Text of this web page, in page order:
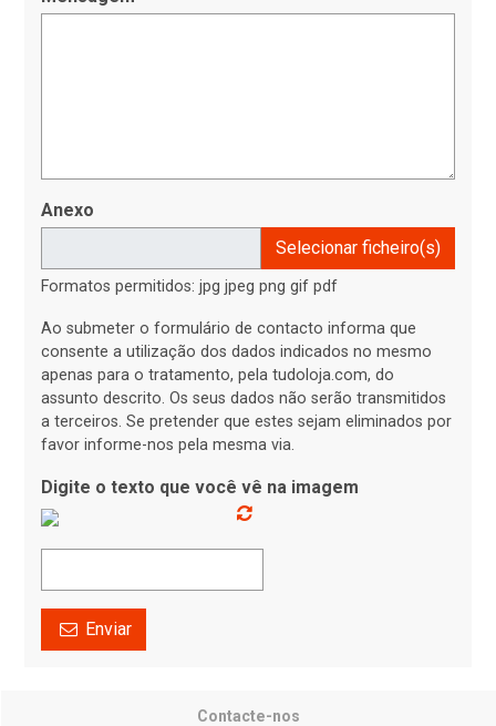
Anexo
Selecionar ficheiro(s)
Formatos permitidos: jpg jpeg png gif pdf
Ao submeter o formulário de contacto informa que
consente a utilização dos dados indicados no mesmo
apenas para o tratamento, pela tudoloja.com, do
assunto descrito. Os seus dados não serão transmitidos
a terceiros. Se pretender que estes sejam eliminados por
favor informe-nos pela mesma via.
Digite o texto que você vê na imagem
Enviar
Contacte-nos